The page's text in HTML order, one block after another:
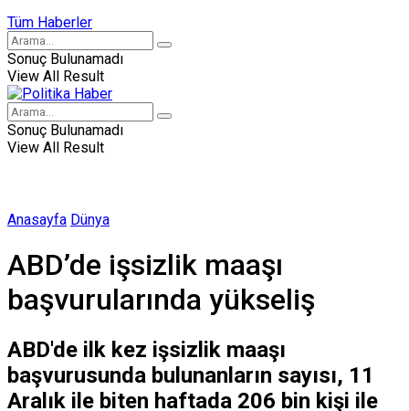
Tüm Haberler
Sonuç Bulunamadı
View All Result
Sonuç Bulunamadı
View All Result
Anasayfa Dünya
ABD’de işsizlik maaşı
başvurularında yükseliş
ABD'de ilk kez işsizlik maaşı
başvurusunda bulunanların sayısı, 11
Aralık ile biten haftada 206 bin kişi ile